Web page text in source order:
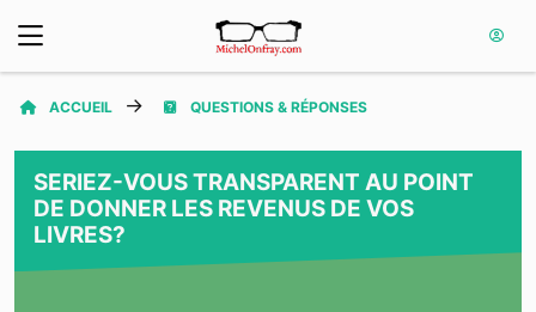
ACCUEIL QUESTIONS & RÉPONSES
SERIEZ-VOUS TRANSPARENT AU POINT
DE DONNER LES REVENUS DE VOS
LIVRES?